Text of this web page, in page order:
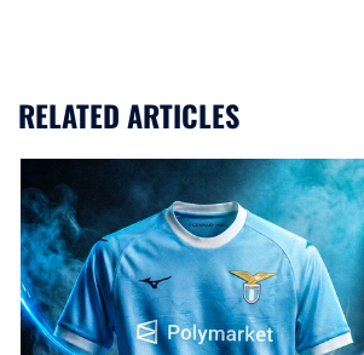
RELATED ARTICLES